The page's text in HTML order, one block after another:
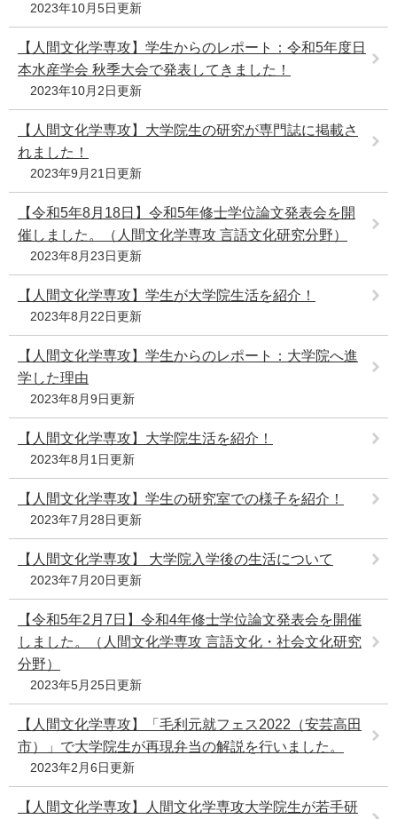
2023年10月5日更新
【人間文化学専攻】学生からのレポート：令和5年度日
本水産学会 秋季大会で発表してきました！
2023年10月2日更新
【人間文化学専攻】大学院生の研究が専門誌に掲載さ
れました！
2023年9月21日更新
【令和5年8月18日】令和5年修士学位論文発表会を開
催しました。（人間文化学専攻 言語文化研究分野）
2023年8月23日更新
【人間文化学専攻】学生が大学院生活を紹介！
2023年8月22日更新
【人間文化学専攻】学生からのレポート：大学院へ進
学した理由
2023年8月9日更新
【人間文化学専攻】大学院生活を紹介！
2023年8月1日更新
【人間文化学専攻】学生の研究室での様子を紹介！
2023年7月28日更新
【人間文化学専攻】 大学院入学後の生活について
2023年7月20日更新
【令和5年2月7日】令和4年修士学位論文発表会を開催
しました。（人間文化学専攻 言語文化・社会文化研究
分野）
2023年5月25日更新
【人間文化学専攻】「毛利元就フェス2022（安芸高田
市）」で大学院生が再現弁当の解説を行いました。
2023年2月6日更新
【人間文化学専攻】人間文化学専攻大学院生が若手研